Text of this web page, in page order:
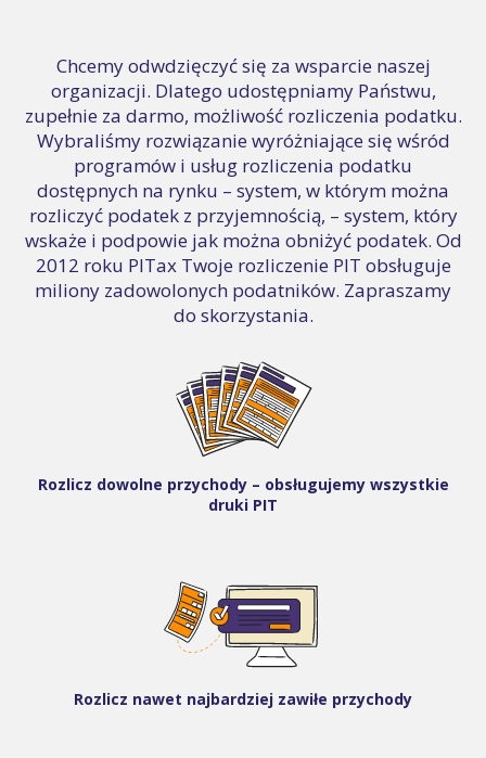
Chcemy odwdzięczyć się za wsparcie naszej
organizacji. Dlatego udostępniamy Państwu,
zupełnie za darmo, możliwość rozliczenia podatku.
Wybraliśmy rozwiązanie wyróżniające się wśród
programów i usług rozliczenia podatku
dostępnych na rynku – system, w którym można
rozliczyć podatek z przyjemnością, – system, który
wskaże i podpowie jak można obniżyć podatek. Od
2012 roku PITax Twoje rozliczenie PIT obsługuje
miliony zadowolonych podatników. Zapraszamy
do skorzystania.
Rozlicz dowolne przychody – obsługujemy wszystkie
druki PIT
Rozlicz nawet najbardziej zawiłe przychody